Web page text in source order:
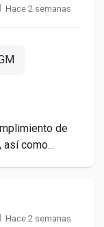
Hace 2 semanas
de
como...
Hace 2 semanas